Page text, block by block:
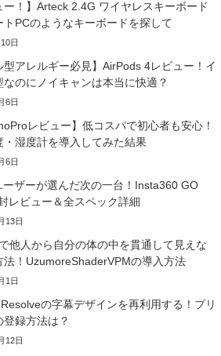
ー！】Arteck 2.4G ワイヤレスキーボード
トPCのようなキーボードを探して
日
型アレルギー必見】AirPods 4レビュー！イ
なのにノイキャンは本当に快適？
6日
レビュー】低コスパで初心者も安心！
・湿度計を導入してみた結果
6日
ーザーが選んだ次の一台！Insta360 GO
レビュー＆全スペック詳細
13日
他人から自分の体の中を貫通して見えな
法！UzumoreShaderVPMの導入方法
1日
の字幕デザインを再利用する！プリ
登録方法は？
12日